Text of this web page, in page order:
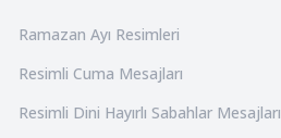
Ramazan Ayı Resimleri
Resimli Cuma Mesajları
Resimli Dini Hayırlı Sabahlar Mesajları